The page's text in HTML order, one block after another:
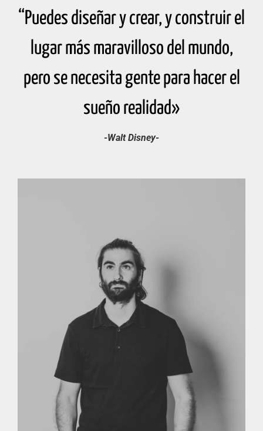
“Puedes diseñar y crear, y construir el
lugar más maravilloso del mundo,
pero se necesita gente para hacer el
sueño realidad»
-Walt Disney-